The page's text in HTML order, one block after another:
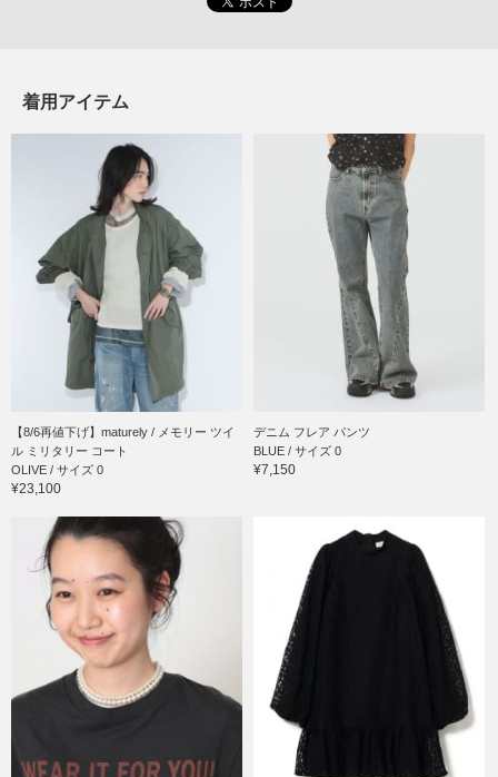
着用アイテム
【8/6再値下げ】maturely / メモリー ツイ
ル ミリタリー コート
OLIVE / サイズ 0
¥23,100
デニム フレア パンツ
BLUE / サイズ 0
¥7,150